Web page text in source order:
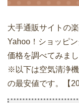
大手通販サイトの
Yahoo！ショッピ
価格を調べてみまし
※以下は空気清浄
の最安値です。【